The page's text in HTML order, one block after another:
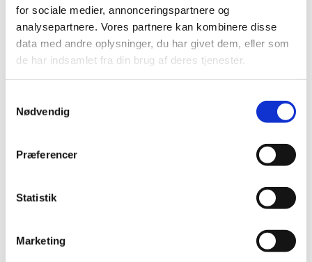
for sociale medier, annonceringspartnere og
analysepartnere. Vores partnere kan kombinere disse
data med andre oplysninger, du har givet dem, eller som
de har indsamlet fra din brug af deres tjenester.
Nødvendig
Præferencer
Statistik
Marketing
2010 (7)
2009 (14)
2008 (8)
2007 (3)
2005 (2)
Meddelelser om forsyning af medicin til mennesker og dyr
Sikkerhedsmeddelelser om medicinsk udstyr